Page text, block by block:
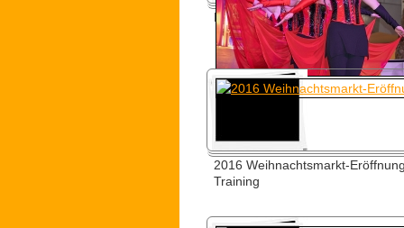
Nova Eventis 2016
2016 Weihnachtsmarkt-
Training